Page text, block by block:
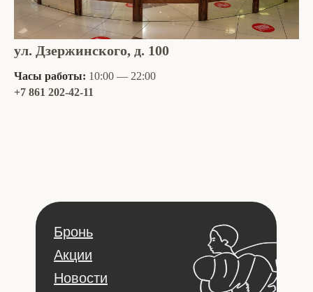
ул. Дзержинского, д. 100
Часы работы: 10:00 — 22:00
+7 861 202-42-11
Акции
Бронь
Новости